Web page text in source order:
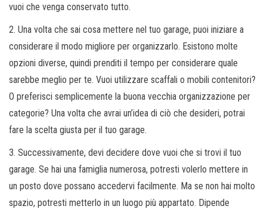
vuoi che venga conservato tutto.
2. Una volta che sai cosa mettere nel tuo garage, puoi iniziare a
considerare il modo migliore per organizzarlo. Esistono molte
opzioni diverse, quindi prenditi il ​​tempo per considerare quale
sarebbe meglio per te. Vuoi utilizzare scaffali o mobili contenitori?
O preferisci semplicemente la buona vecchia organizzazione per
categorie? Una volta che avrai un’idea di ciò che desideri, potrai
fare la scelta giusta per il tuo garage.
3. Successivamente, devi decidere dove vuoi che si trovi il tuo
garage. Se hai una famiglia numerosa, potresti volerlo mettere in
un posto dove possano accedervi facilmente. Ma se non hai molto
spazio, potresti metterlo in un luogo più appartato. Dipende